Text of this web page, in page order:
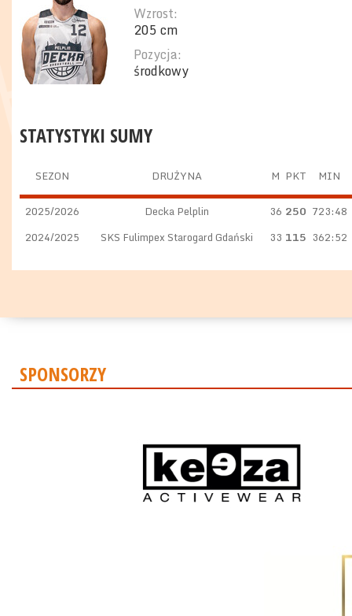
Wzrost:
205 cm
Pozycja:
środkowy
STATYSTYKI SUMY
SEZON DRUŻYNA M PKT MIN
2025/2026 Decka Pelplin 36 250 723:48
2024/2025
SKS Fulimpex Starogard Gdański 33 115 362:52
SPONSORZY